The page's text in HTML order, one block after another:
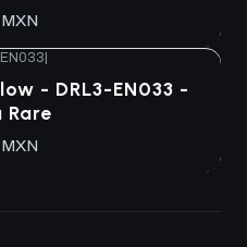
|
- DRL3-EN033 -
Rare